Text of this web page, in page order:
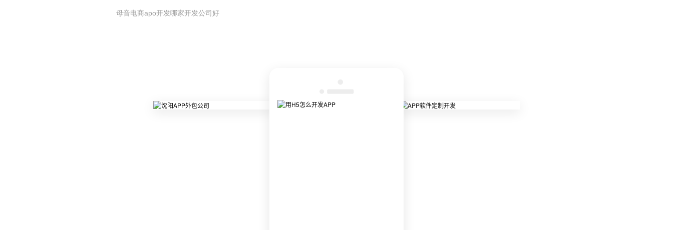
母音电商apo开发哪家开发公司好